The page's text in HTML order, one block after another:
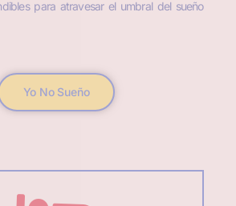
para atravesar el umbral del sueño
Yo No Sueño